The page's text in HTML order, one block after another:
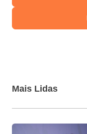
Mais Lidas